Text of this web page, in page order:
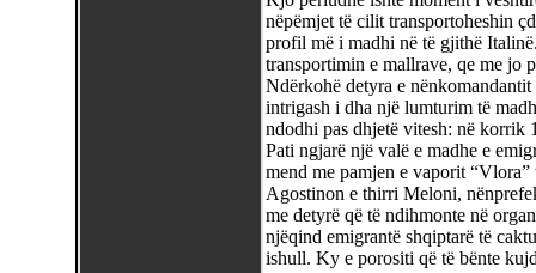
nëpëmjet të cilit transportoheshin
profil më i madhi në të gjithë
transportimin e mallrave, qe me jo
Ndërkohë detyra e
intrigash i dha një lumturim të
ndodhi pas dhjetë vitesh: në korrik
Pati ngjarë një valë e madhe e
mend me pamjen e vaporit
Agostinon e thirri Meloni,
me detyrë që të ndihmonte në
njëqind emigrantë shqiptarë të
ishull. Ky e porositi që të bënte